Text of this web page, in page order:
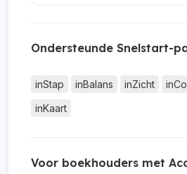
Ondersteunde Snelstart-
inStap inBalans inZicht
inKaart
Voor boekhouders met